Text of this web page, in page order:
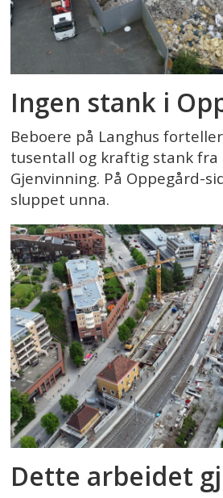
Ingen stank i
Beboere på Langhus
tusentall og kraftig stank fra
Gjenvinning. På Oppegård-
sluppet unna.
Dette arbeidet